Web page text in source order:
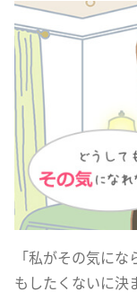
「私がその気に
もしたくないに決